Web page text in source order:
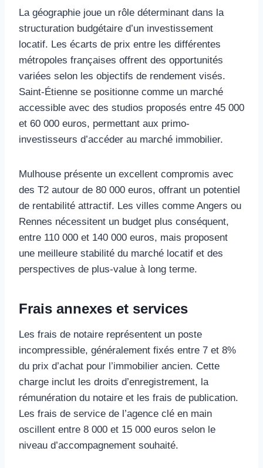
La géographie joue un rôle déterminant dans la
structuration budgétaire d’un investissement
locatif. Les écarts de prix entre les différentes
métropoles françaises offrent des opportunités
variées selon les objectifs de rendement visés.
Saint-Étienne se positionne comme un marché
accessible avec des studios proposés entre 45 000
et 60 000 euros, permettant aux primo-
investisseurs d’accéder au marché immobilier.
Mulhouse présente un excellent compromis avec
des T2 autour de 80 000 euros, offrant un potentiel
de rentabilité attractif. Les villes comme Angers ou
Rennes nécessitent un budget plus conséquent,
entre 110 000 et 140 000 euros, mais proposent
une meilleure stabilité du marché locatif et des
perspectives de plus-value à long terme.
Frais annexes et services
Les frais de notaire représentent un poste
incompressible, généralement fixés entre 7 et 8%
du prix d’achat pour l’immobilier ancien. Cette
charge inclut les droits d’enregistrement, la
rémunération du notaire et les frais de publication.
Les frais de service de l’agence clé en main
oscillent entre 8 000 et 15 000 euros selon le
niveau d’accompagnement souhaité.